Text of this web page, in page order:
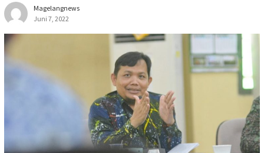
Magelangnews
Juni 7, 2022